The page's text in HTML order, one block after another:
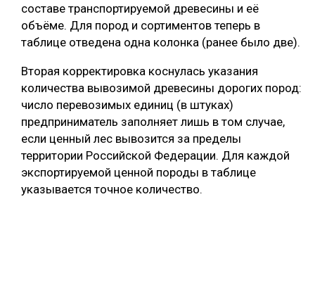
составе транспортируемой древесины и её
объёме. Для пород и сортиментов теперь в
таблице отведена одна колонка (ранее было две).
Вторая корректировка коснулась указания
количества вывозимой древесины дорогих пород:
число перевозимых единиц (в штуках)
предприниматель заполняет лишь в том случае,
если ценный лес вывозится за пределы
территории Российской Федерации. Для каждой
экспортируемой ценной породы в таблице
указывается точное количество.